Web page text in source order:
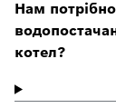
Нам
котел?